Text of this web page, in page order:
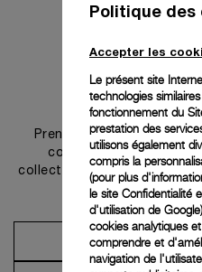
Prenez rendez-vous
contactez notre
collections et bénéficier
Prendre un
Politique des
Accepter les
Le présent site
technologies
fonctionnement du
prestation des
utilisons également
compris la
(pour plus
le site Confidentialité
d'utilisation de Google
cookies analytiques
comprendre et
navigation de